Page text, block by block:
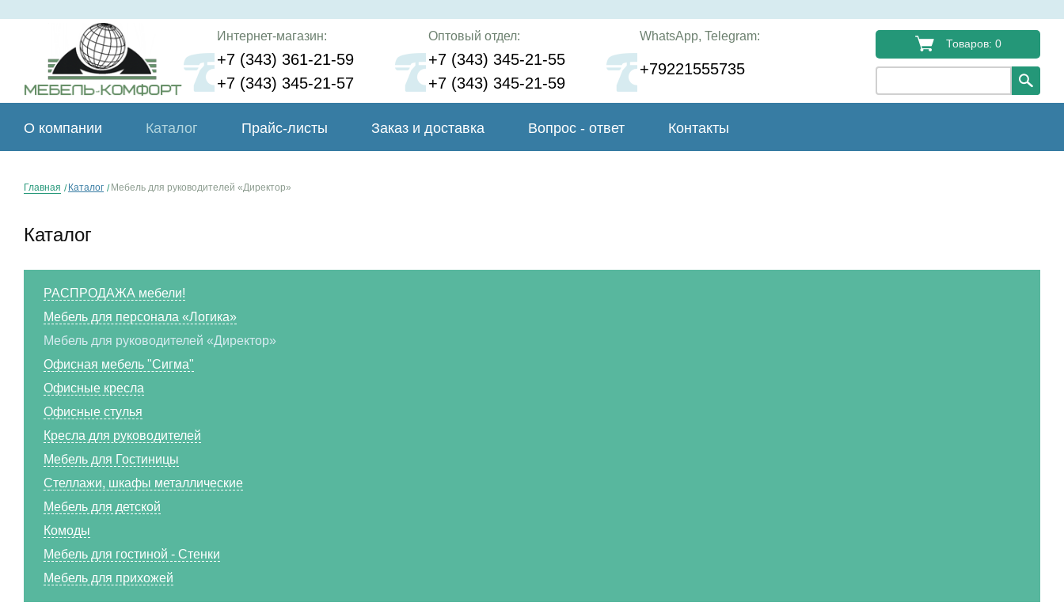
Главная Каталог Мебель для руководителей «Директор»
Каталог
РАСПРОДАЖА мебели!
Мебель для персонала «Логика»
Мебель для руководителей «Директор»
Офисная мебель "Сигма"
Офисные кресла
Офисные стулья
Кресла для руководителей
Мебель для Гостиницы
Стеллажи, шкафы металлические
Мебель для детской
Комоды
Мебель для гостиной - Стенки
Мебель для прихожей
Интернет-магазин:
+7 (343) 361-21-59
+7 (343) 345-21-57
Оптовый отдел:
+7 (343) 345-21-55
+7 (343) 345-21-59
WhatsApp, Telegram:
+79221555735
Товаров: 0
О компании Каталог Прайс-листы Заказ и доставка Вопрос - ответ Контакты